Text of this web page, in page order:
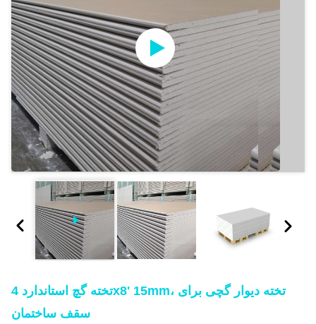
تخته گچ استاندارد 4x8' 15mm، تخته دیوار گچی برای
سقف ساختمان